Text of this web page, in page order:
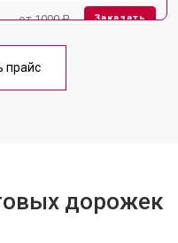
от 1000 ₽ Заказать
от 1000 ₽
прайс
дорожек